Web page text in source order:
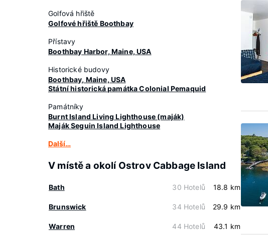
Golfová hřiště
Golfové hřiště Boothbay
Přístavy
Boothbay Harbor, Maine, USA
Historické budovy
Boothbay, Maine, USA
Státní historická památka Colonial Pemaquid
Památníky
Burnt Island Living Lighthouse (maják)
Maják Seguin Island Lighthouse
Další…
V místě a okolí Ostrov Cabbage Island
Bath 30 Hotelů 18.8 km
Brunswick 34 Hotelů 29.9 km
Warren 44 Hotelů 43.1 km